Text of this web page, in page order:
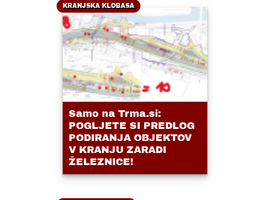
KRANJSKA KLOBASA
Samo na Trma.si:
POGLJETE SI PREDLOG
PODIRANJA OBJEKTOV
V KRANJU ZARADI
ŽELEZNICE!